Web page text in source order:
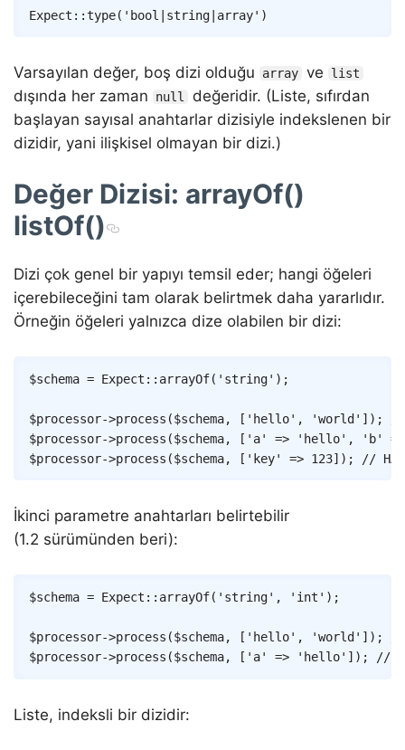
Expect ::type( 'bool|string|array' )
Varsayılan değer, boş dizi olduğu array ve list
dışında her zaman null
değeridir. (Liste, sıfırdan
başlayan sayısal anahtarlar dizisiyle indekslenen bir
dizidir, yani ilişkisel olmayan bir dizi.)
Değer Dizisi: arrayOf()
listOf()
Dizi çok genel bir yapıyı temsil eder; hangi öğeleri
içerebileceğini tam olarak belirtmek daha yararlıdır.
Örneğin öğeleri yalnızca dize olabilen bir dizi:
$schema = Expect :: arrayOf( 'string' ) ;
$processor->process ($schema, [ 'hello' , 'world' ] ) ;
$processor->process ($schema, [ 'a' => 'hello' , 'b'
=>
$processor->process ($schema, [ 'key' => 123] ) ; //
İkinci parametre anahtarları belirtebilir
(1.2 sürümünden beri):
$schema = Expect :: arrayOf( 'string' , 'int' ) ;
$processor->process ($schema, [ 'hello' , 'world' ] ) ;
$processor->process ($schema, [ 'a' => 'hello' ] ) ; //
Copy
Liste, indeksli bir dizidir: